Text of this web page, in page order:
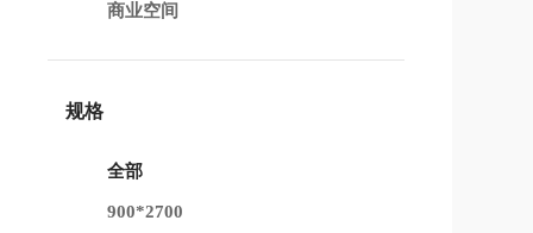
商业空间
规格
全部
900*2700